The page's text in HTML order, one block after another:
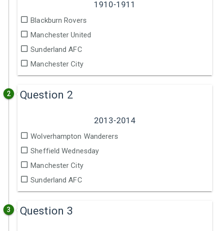
1910-1911
Blackburn Rovers
Manchester United
Sunderland AFC
Manchester City
2 Question 2
2013-2014
Wolverhampton Wanderers
Sheffield Wednesday
Manchester City
Sunderland AFC
3 Question 3